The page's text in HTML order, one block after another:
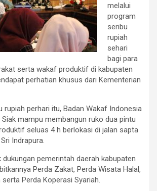
melalui
program
seribu
rupiah
sehari
bagi para
serta wakaf produktif di kabupaten
perhatian khusus dari Kementerian
rupiah perhari itu, Badan Wakaf Indonesia
mampu membangun ruko dua pintu
seluas 4 h berlokasi di jalan sapta
Indrapura.
dukungan pemerintah daerah kabupaten
Perda Zakat, Perda Wisata Halal,
Perda Koperasi Syariah.